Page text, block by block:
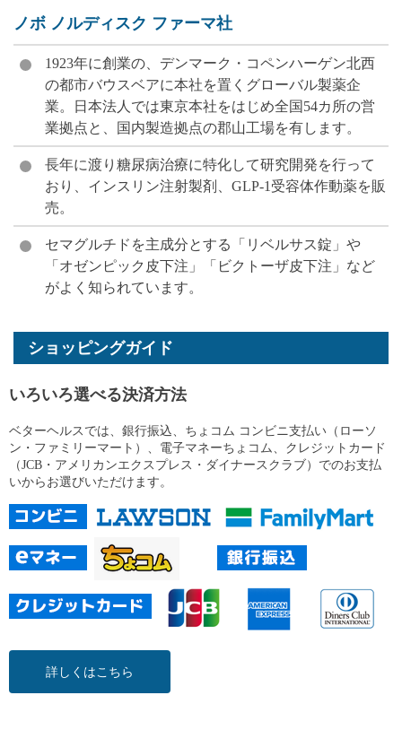
ノボ ノルディスク ファーマ社
1923年に創業の、デンマーク・コペンハーゲン北西
の都市バウスベアに本社を置くグローバル製薬企
業。日本法人では東京本社をはじめ全国54カ所の営
業拠点と、国内製造拠点の郡山工場を有します。
長年に渡り糖尿病治療に特化して研究開発を行って
おり、インスリン注射製剤、GLP-1受容体作動薬を販
売。
セマグルチドを主成分とする「リベルサス錠」や
「オゼンピック皮下注」「ビクトーザ皮下注」など
がよく知られています。
ショッピングガイド
いろいろ選べる決済方法
ベターヘルスでは、銀行振込、ちょコム コンビニ支払い（ローソ
ン・ファミリーマート）、電子マネーちょコム、クレジットカード
（JCB・アメリカンエクスプレス・ダイナースクラブ）でのお支払
いからお選びいただけます。
詳しくはこちら